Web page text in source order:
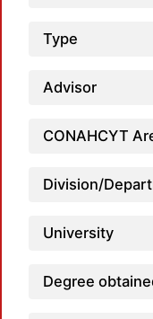
Type
Advisor
CONAHCYT
Division/
University
Degree